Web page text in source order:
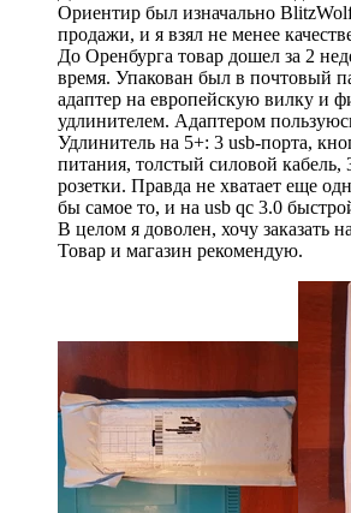
Ориентир был изначально
продажи, и я взял не менее
До Оренбурга товар дошел за 2
время. Упакован был в почтовый
адаптер на европейскую вилку и
удлинителем. Адаптером
Удлинитель на 5+: 3 usb-порта,
питания, толстый силовой кабель,
розетки. Правда не хватает еще
бы самое то, и на usb qc 3.0
В целом я доволен, хочу заказать
Товар и магазин рекомендую.